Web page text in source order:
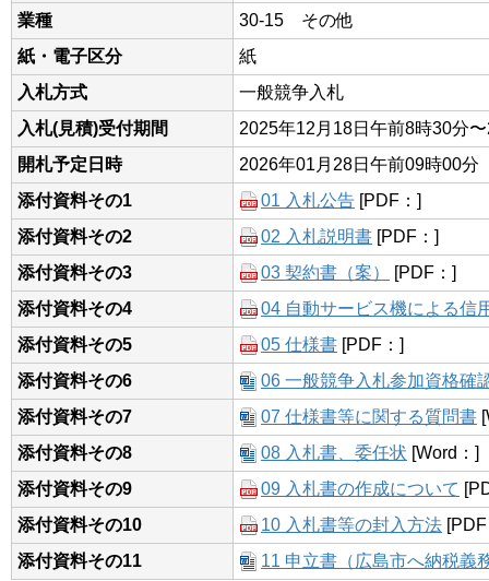
業種
30-15 その他
紙・電子区分
紙
入札方式
一般競争入札
入札(見積)受付期間
2025年12月18日午前8時30分
開札予定日時
2026年01月28日午前09時00分
添付資料その1
01 入札公告 [PDF：]
添付資料その2
02 入札説明書 [PDF：]
添付資料その3
03 契約書（案）
[PDF：]
添付資料その4
04 自動サービス機による信
添付資料その5
05 仕様書 [PDF：]
添付資料その6
06 一般競争入札参加資格確
添付資料その7
07 仕様書等に関する質問書
添付資料その8
08 入札書、委任状 [Word：]
添付資料その9
09 入札書の作成について
添付資料その10
10 入札書等の封入方法
添付資料その11
11 申立書（広島市へ納税義